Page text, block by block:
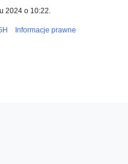
2024 o 10:22.
Informacje prawne